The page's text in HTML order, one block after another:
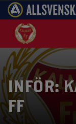
INFÖR:
FF